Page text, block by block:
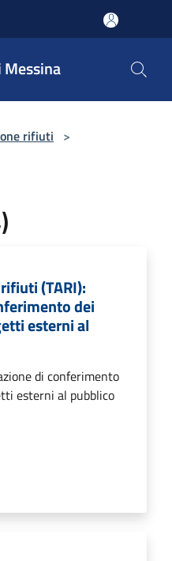
Messina
rifiuti >
(TARI):
dei
esterni al
di conferimento
esterni al pubblico